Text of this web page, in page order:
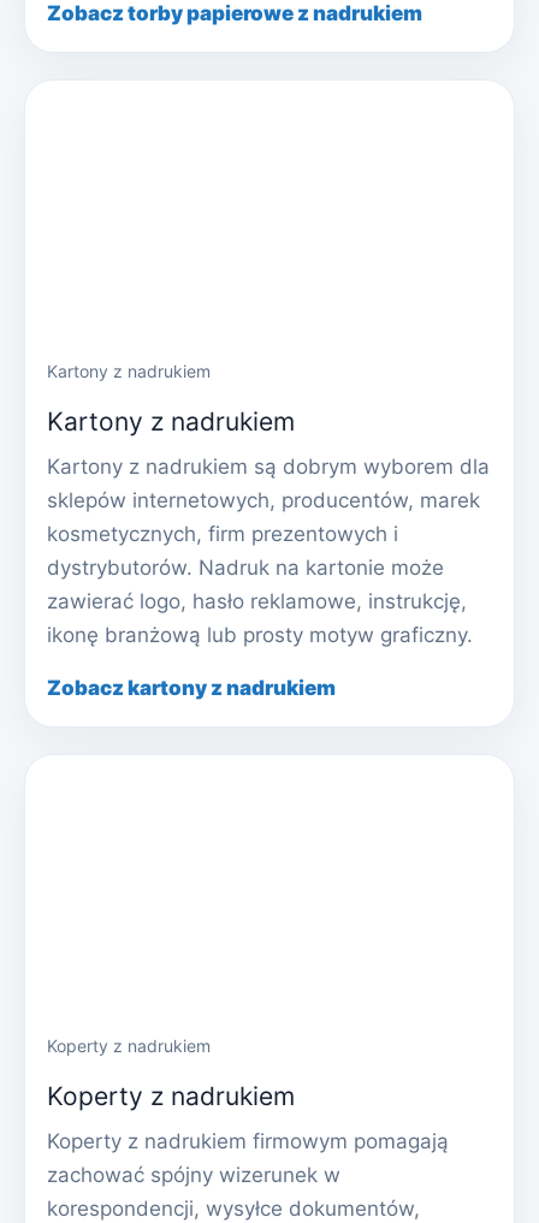
Zobacz torby papierowe z nadrukiem
Kartony z nadrukiem
Kartony z nadrukiem
Kartony z nadrukiem są dobrym wyborem dla
sklepów internetowych, producentów, marek
kosmetycznych, firm prezentowych i
dystrybutorów. Nadruk na kartonie może
zawierać logo, hasło reklamowe, instrukcję,
ikonę branżową lub prosty motyw graficzny.
Zobacz kartony z nadrukiem
Koperty z nadrukiem
Koperty z nadrukiem
Koperty z nadrukiem firmowym pomagają
zachować spójny wizerunek w
korespondencji, wysyłce dokumentów,